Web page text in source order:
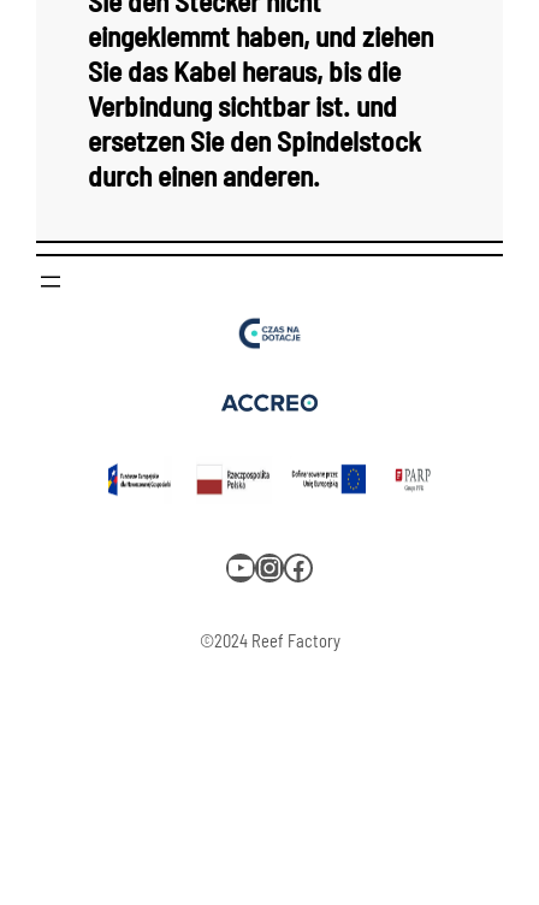
eingeklemmt haben, und ziehen
Sie das Kabel heraus, bis die
Verbindung sichtbar ist. und
ersetzen Sie den Spindelstock
durch einen anderen.
YouTube Instagram Facebook
©2024 Reef Factory